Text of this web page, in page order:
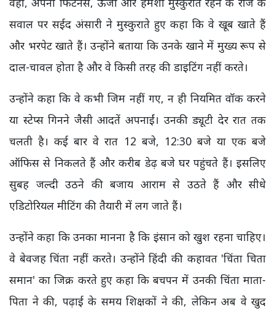
सवाल पर सईद अंसारी ने मुस्कुराते हुए कहा कि वे खूब खाते हैं
और भरपेट खाते हैं। उन्होंने बताया कि उनके खाने में मुख्य रूप से
दाल-चावल होता है और वे किसी तरह की डाइटिंग नहीं करते।
उन्होंने कहा कि वे कभी जिम नहीं गए, न ही नियमित वॉक करने
या स्टेप्स गिनने जैसी आदतें अपनाईं। उनकी ड्यूटी देर रात तक
चलती है। कई बार वे रात 12 बजे, 12:30 बजे या एक बजे
ऑफिस से निकलते हैं और करीब डेढ़ बजे घर पहुंचते हैं। इसलिए
सुबह जल्दी उठने की बजाय आराम से उठते हैं और सीधे
एडिटोरियल मीटिंग की तैयारी में लग जाते हैं।
उन्होंने कहा कि उनका मानना है कि इंसान को खुश रहना चाहिए।
वे बेवजह चिंता नहीं करते। उन्होंने हिंदी की कहावत 'चिंता चिता
समान' का जिक्र करते हुए कहा कि बचपन में उनकी चिंता माता-
पिता ने की, पढ़ाई के समय शिक्षकों ने की, लेकिन अब वे खुद